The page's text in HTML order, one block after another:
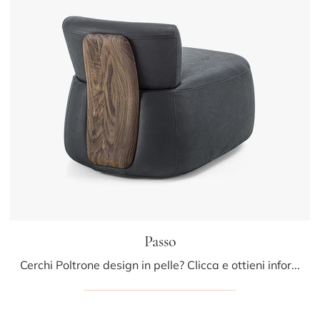
Passo
Cerchi Poltrone design in pelle? Clicca e ottieni informazioni sul modello Passo di Riva1920.